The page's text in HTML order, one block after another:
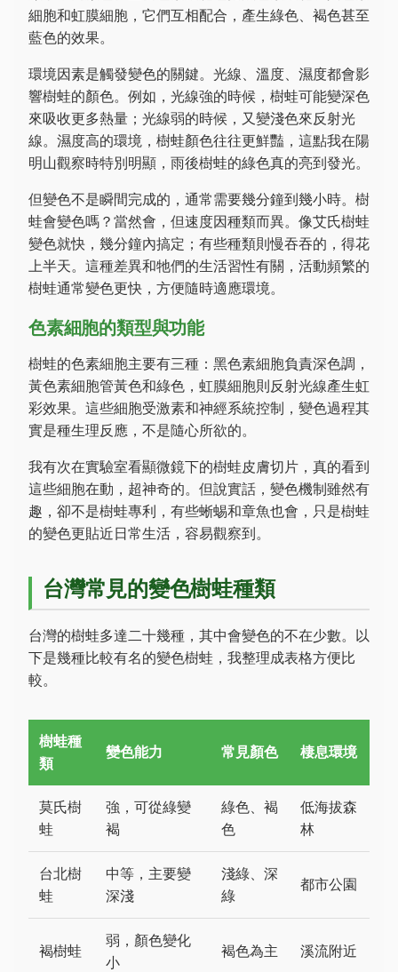
細胞和虹膜細胞，它們互相配合，產生綠色、褐色甚至
藍色的效果。
環境因素是觸發變色的關鍵。光線、溫度、濕度都會影
響樹蛙的顏色。例如，光線強的時候，樹蛙可能變深色
來吸收更多熱量；光線弱的時候，又變淺色來反射光
線。濕度高的環境，樹蛙顏色往往更鮮豔，這點我在陽
明山觀察時特別明顯，雨後樹蛙的綠色真的亮到發光。
但變色不是瞬間完成的，通常需要幾分鐘到幾小時。樹
蛙會變色嗎？當然會，但速度因種類而異。像艾氏樹蛙
變色就快，幾分鐘內搞定；有些種類則慢吞吞的，得花
上半天。這種差異和牠們的生活習性有關，活動頻繁的
樹蛙通常變色更快，方便隨時適應環境。
色素細胞的類型與功能
樹蛙的色素細胞主要有三種：黑色素細胞負責深色調，
黃色素細胞管黃色和綠色，虹膜細胞則反射光線產生虹
彩效果。這些細胞受激素和神經系統控制，變色過程其
實是種生理反應，不是隨心所欲的。
我有次在實驗室看顯微鏡下的樹蛙皮膚切片，真的看到
這些細胞在動，超神奇的。但說實話，變色機制雖然有
趣，卻不是樹蛙專利，有些蜥蜴和章魚也會，只是樹蛙
的變色更貼近日常生活，容易觀察到。
台灣常見的變色樹蛙種類
台灣的樹蛙多達二十幾種，其中會變色的不在少數。以
下是幾種比較有名的變色樹蛙，我整理成表格方便比
較。
樹蛙種
類
變色能力 常見顏色 棲息環境
莫氏樹
蛙
強，可從綠變
褐
綠色、褐
色
低海拔森
林
台北樹
蛙
中等，主要變
深淺
淺綠、深
綠
都市公園
褐樹蛙
弱，顏色變化
小
褐色為主 溪流附近